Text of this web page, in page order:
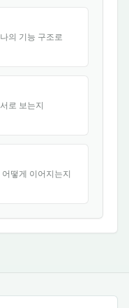
의 기능 구조로
로 보는지
떻게 이어지는지